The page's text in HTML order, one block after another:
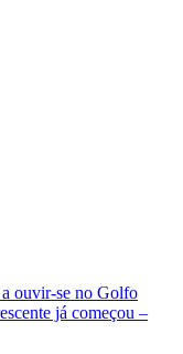
ouvir-se no Golfo
já começou –